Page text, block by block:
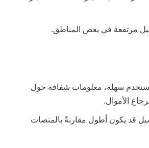
مرتفعة في بعض المناطق.
سهلة، معلومات شفافة حول
الأموال.
قد يكون أطول مقارنةً بالمنصات